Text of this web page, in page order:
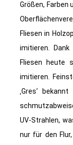
Größen, Farben
Fliesen in
imitieren. Dank
Fliesen heute
imitieren.
‚Gres‘
UV-Strahlen,
nur für den